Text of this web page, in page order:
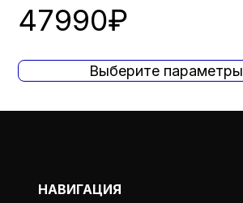
47990₽
Выберите параметры
НАВИГАЦИЯ